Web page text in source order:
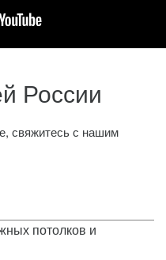
России
свяжитесь с нашим
потолков и